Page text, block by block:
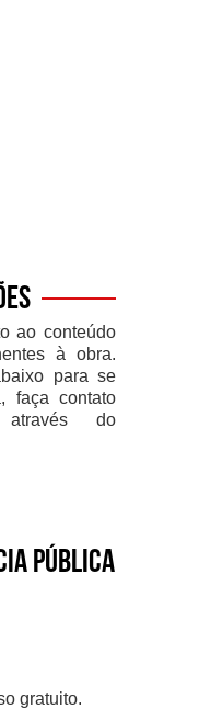
ao conteúdo
à obra.
para se
faça contato
do
Pública
gratuito.